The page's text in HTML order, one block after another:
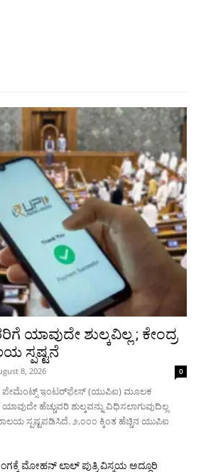
ಯಾವುದೇ ಶುಲ್ಕವಿಲ್ಲ ; ಕೇಂದ್ರ
ಸ್ಪಷ್ಟನೆ
8, 2026 0
ಇಂಟರ್‌ಫೇಸ್ (ಯುಪಿಐ) ಮೂಲಕ
ಹೆಚ್ಚುವರಿ ಶುಲ್ಕವನ್ನು ವಿಧಿಸಲಾಗುವುದಿಲ್ಲ
ಸ್ಪಷ್ಟಪಡಿಸಿದೆ. ೨,೦೦೦ ಕ್ಕಿಂತ ಹೆಚ್ಚಿನ ಯುಪಿಐ
ಮೋಹನ್ ಲಾಲ್ ಪುತ್ರಿ ವಿಸ್ಮಯ ಅದ್ಧೂರಿ